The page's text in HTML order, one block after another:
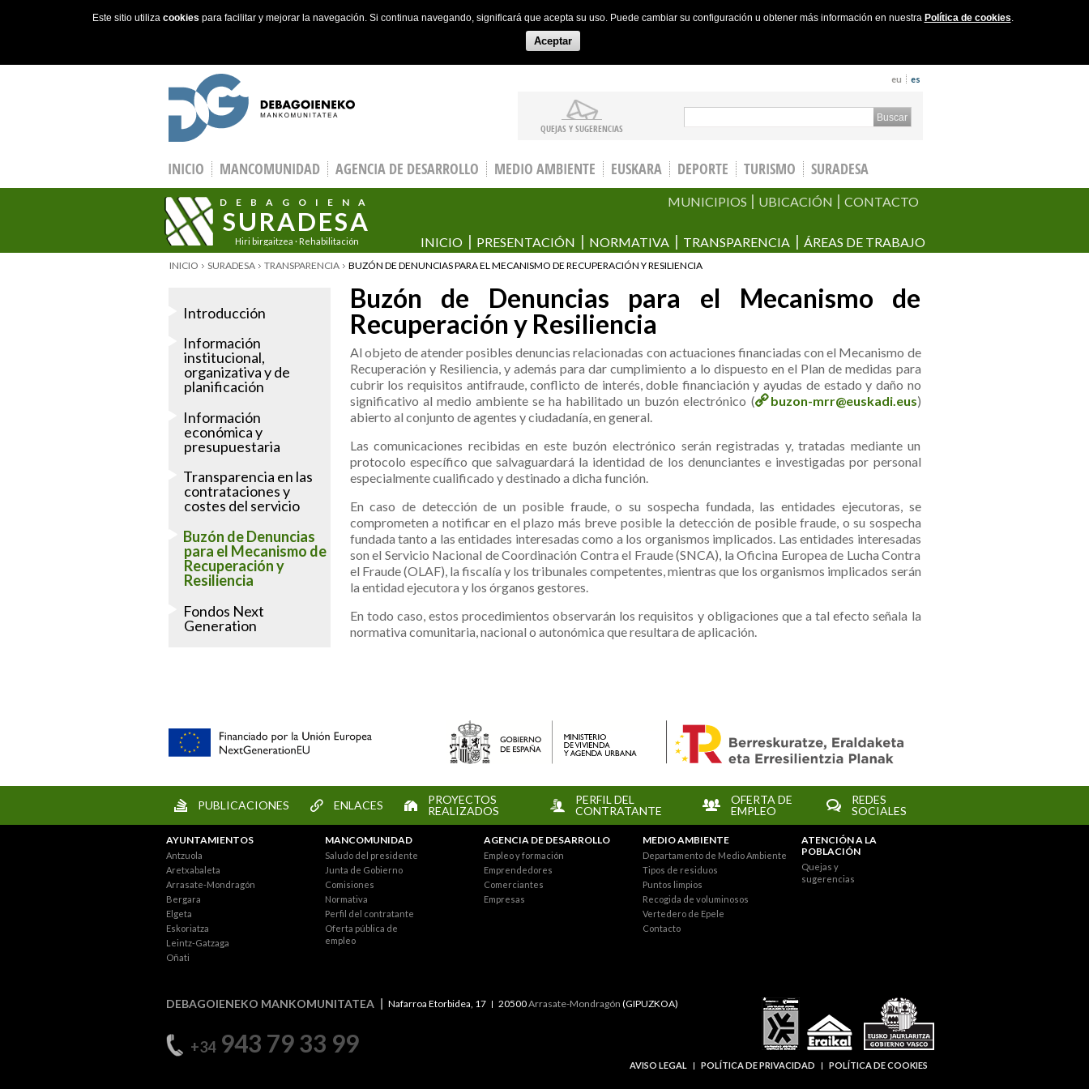
Este sitio utiliza cookies para facilitar y mejorar la navegación. Si continua navegando, significará que acepta su uso. Puede cambiar su configuración u obtener más información en nuestra Política de cookies.
Aceptar
eu es
QUEJAS Y SUGERENCIAS
Search form
INICIO MANCOMUNIDAD AGENCIA DE DESARROLLO MEDIO AMBIENTE EUSKARA DEPORTE TURISMO SURADESA
DEBAGOIENA
SURADESA
Hiri birgaitzea · Rehabilitación
MUNICIPIOS UBICACIÓN CONTACTO
INICIO PRESENTACIÓN NORMATIVA TRANSPARENCIA ÁREAS DE TRABAJO
YOU ARE HERE
INICIO SURADESA TRANSPARENCIA BUZÓN DE DENUNCIAS PARA EL MECANISMO DE RECUPERACIÓN Y RESILIENCIA
Buzón de Denuncias para el Mecanismo de
Recuperación y Resiliencia
Al objeto de atender posibles denuncias relacionadas con actuaciones financiadas con el Mecanismo de
Recuperación y Resiliencia, y además para dar cumplimiento a lo dispuesto en el Plan de medidas para
cubrir los requisitos antifraude, conflicto de interés, doble financiación y ayudas de estado y daño no
significativo al medio ambiente se ha habilitado un buzón electrónico (
buzon-mrr@euskadi.eus)
abierto al conjunto de agentes y ciudadanía, en general.
Las comunicaciones recibidas en este buzón electrónico serán registradas y, tratadas mediante un
protocolo específico que salvaguardará la identidad de los denunciantes e investigadas por personal
especialmente cualificado y destinado a dicha función.
En caso de detección de un posible fraude, o su sospecha fundada, las entidades ejecutoras, se
comprometen a notificar en el plazo más breve posible la detección de posible fraude, o su sospecha
fundada tanto a las entidades interesadas como a los organismos implicados. Las entidades interesadas
son el Servicio Nacional de Coordinación Contra el Fraude (SNCA), la Oficina Europea de Lucha Contra
el Fraude (OLAF), la fiscalía y los tribunales competentes, mientras que los organismos implicados serán
la entidad ejecutora y los órganos gestores.
En todo caso, estos procedimientos observarán los requisitos y obligaciones que a tal efecto señala la
normativa comunitaria, nacional o autonómica que resultara de aplicación.
Introducción
Información
institucional,
organizativa y de
planificación
Información
económica y
presupuestaria
Transparencia en las
contrataciones y
costes del servicio
Buzón de Denuncias
para el Mecanismo de
Recuperación y
Resiliencia
Fondos Next
Generation
PUBLICACIONES ENLACES
PROYECTOS
REALIZADOS
PERFIL DEL
CONTRATANTE
OFERTA DE
EMPLEO
REDES
SOCIALES
AYUNTAMIENTOS
Antzuola
Aretxabaleta
Arrasate-Mondragón
Bergara
Elgeta
Eskoriatza
Leintz-Gatzaga
Oñati
MANCOMUNIDAD
Saludo del presidente
Junta de Gobierno
Comisiones
Normativa
Perfil del contratante
Oferta pública de
empleo
AGENCIA DE DESARROLLO
Empleo y formación
Emprendedores
Comerciantes
Empresas
MEDIO AMBIENTE
Departamento de Medio Ambiente
Tipos de residuos
Puntos limpios
Recogida de voluminosos
Vertedero de Epele
Contacto
ATENCIÓN A LA
POBLACIÓN
Quejas y
sugerencias
DEBAGOIENEKO MANKOMUNITATEA Nafarroa Etorbidea, 17 20500Arrasate-Mondragón (GIPUZKOA)
+34943 79 33 99
AVISO LEGAL POLÍTICA DE PRIVACIDAD POLÍTICA DE COOKIES